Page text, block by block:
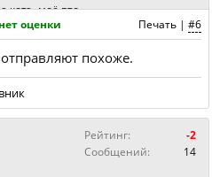
котэ -моё вто
Печать | #6
нет оценки
похоже.
Рейтинг:
-2
Сообщений:
14